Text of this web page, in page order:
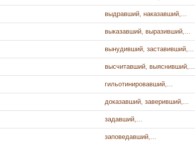
выдравший, наказавший,...
выказавший, выразивший,...
вынудивший, заставивший,...
высчитавший, выяснивший,...
гильотинировавший,...
доказавший, заверивший,...
задавший,...
заповедавший,...